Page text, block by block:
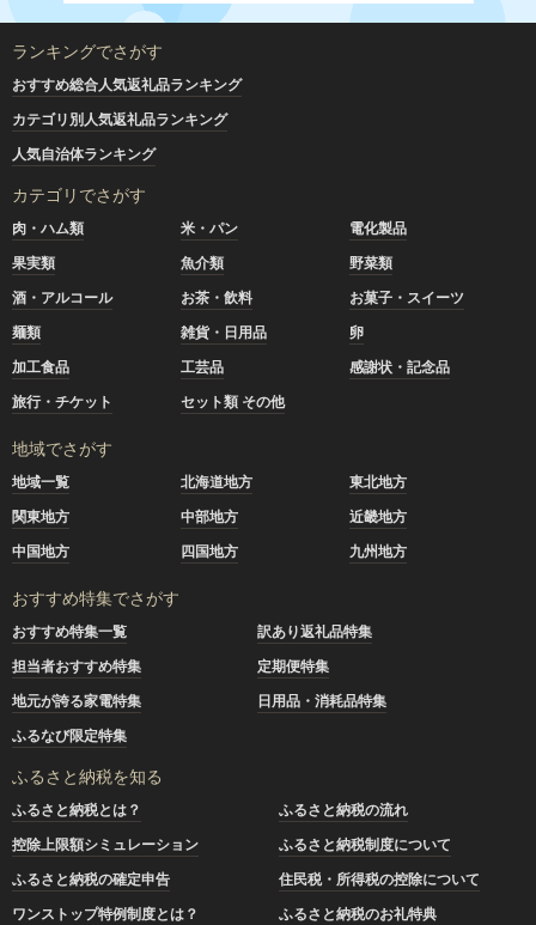
ランキングでさがす
おすすめ総合人気返礼品ランキング
カテゴリ別人気返礼品ランキング
人気自治体ランキング
カテゴリでさがす
肉・ハム類 米・パン
電化製品
果実類
魚介類
野菜類
酒・アルコール
お茶・飲料
お菓子・スイーツ
麺類
雑貨・日用品
卵
加工食品
工芸品
感謝状・記念品
旅行・チケット
セット類 その他
地域でさがす
地域一覧 北海道地方
東北地方
関東地方
中部地方
近畿地方
中国地方
四国地方 九州地方
おすすめ特集でさがす
おすすめ特集一覧
訳あり返礼品特集
担当者おすすめ特集
定期便特集
地元が誇る家電特集
日用品・消耗品特集
ふるなび限定特集
ふるさと納税を知る
ふるさと納税とは？
ふるさと納税の流れ
控除上限額シミュレーション
ふるさと納税制度について
ふるさと納税の確定申告
住民税・所得税の控除について
ワンストップ特例制度とは？
ふるさと納税のお礼特典